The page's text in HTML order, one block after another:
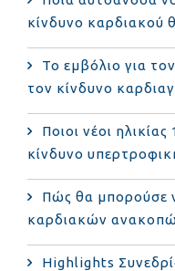
κίνδυνο καρδιακού
Το εμβόλιο για
τον κίνδυνο
Ποιοι νέοι
κίνδυνο
Πώς θα μπορούσε
καρδιακών
Highlights